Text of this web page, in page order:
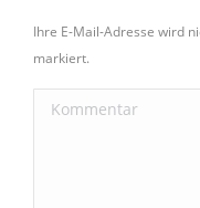
Ihre E-Mail-Adresse wird
markiert.
Kommentar